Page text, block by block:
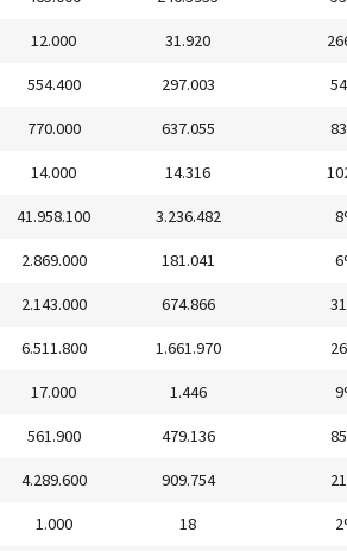
12.000 31.920
554.400 297.003
770.000 637.055
14.000 14.316
41.958.100 3.236.482
2.869.000 181.041
2.143.000 674.866
6.511.800 1.661.970
17.000 1.446
561.900 479.136
4.289.600 909.754
1.000 18